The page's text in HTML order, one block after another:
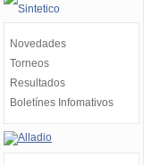
Novedades
Torneos
Resultados
Boletínes Infomativos